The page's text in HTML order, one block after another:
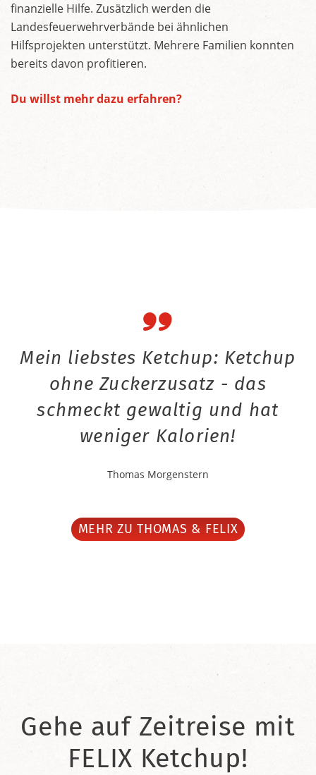
finanzielle Hilfe. Zusätzlich werden die
Landesfeuerwehrverbände bei ähnlichen
Hilfsprojekten unterstützt. Mehrere Familien konnten
bereits davon profitieren.
Du willst mehr dazu erfahren?
Mein liebstes Ketchup: Ketchup
ohne Zuckerzusatz - das
schmeckt gewaltig und hat
weniger Kalorien!
Thomas Morgenstern
MEHR ZU THOMAS & FELIX
Gehe auf Zeitreise mit
FELIX Ketchup!